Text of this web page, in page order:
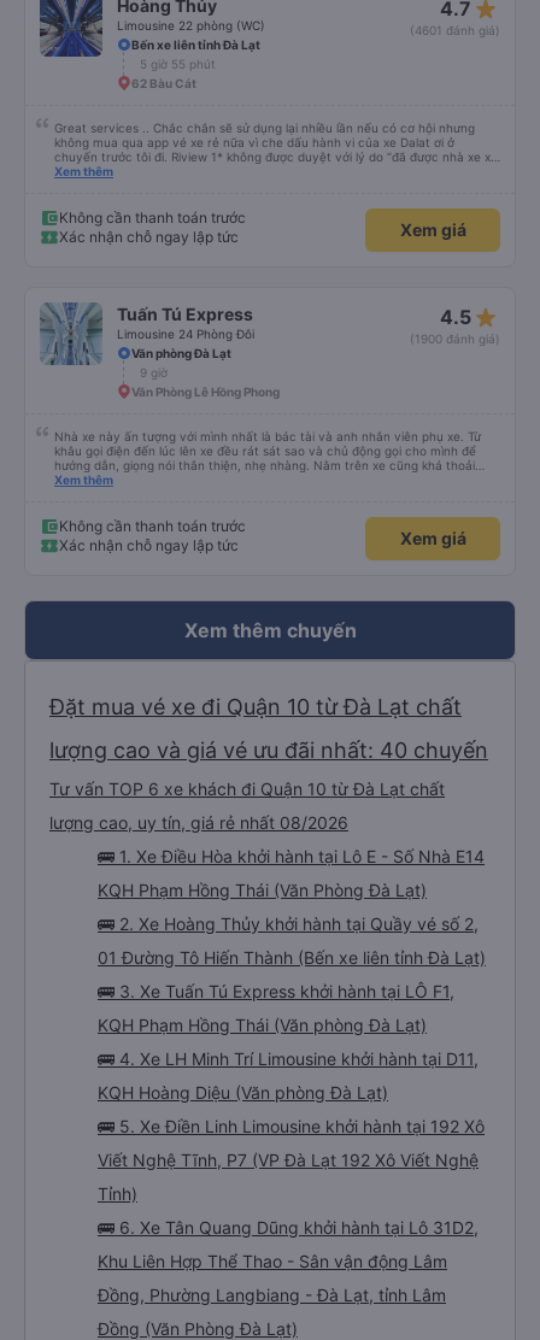
Hoàng Thủy
Limousine 22 phòng (WC)
4.7 star_rate
(4601 đánh giá)
Bến xe liên tỉnh Đà Lạt
5 giờ 55 phút
62 Bàu Cát
Great services .. Chắc chắn sẽ sử dụng lại nhiều lần nếu có cơ hội nhưng
không mua qua app vé xe rẻ nữa vì che dấu hành vi của xe Dalat ơi ở
chuyến trước tôi đi. Riview 1* không được duyệt với lý do “đã được nhà xe xử
lý với khách hàng” trong khi tôi là khách hàng và trải nghiệm của tôi lại nói là
Chúng tôi cũng sẽ viết bài trên các nền tảng về trải nghiệm của tôi cả về
Dalat lẫn vé xe rẻ. Xin cảm ơn.
Xem thêm
Không cần thanh toán trước
Xác nhận chỗ ngay lập tức
Xem giá
Tuấn Tú Express
Limousine 24 Phòng Đôi
4.5 star_rate
(1900 đánh giá)
Văn phòng Đà Lạt
9 giờ
Văn Phòng Lê Hồng Phong
Nhà xe này ấn tượng với mình nhất là bác tài và anh nhân viên phụ xe. Từ
khâu gọi điện đến lúc lên xe đều rát sát sao và chủ động gọi cho mình để
hướng dẫn, giọng nói thân thiện, nhẹ nhàng. Nằm trên xe cũng khá thoải
mái, chăn nệm nước suối đầy đủ. Chuyến xe của mình hầu hết là các cô bác
nhưng các anh hướng dẫn mình xuống ở đây không có ma nào dám chở đâu
( vì đây là địa bàn của thế lực xe ôm ngầm, dân chơi cỏ kẹo ke...) Và thế là
mình được chở xuống Ngã 3 thành , nơi sáng sủa an toàn hơn. Một Chuyến
Xem thêm
Không cần thanh toán trước
Xác nhận chỗ ngay lập tức
Xem giá
Xem thêm chuyến
Đặt mua vé xe đi Quận 10 từ Đà Lạt chất
lượng cao và giá vé ưu đãi nhất: 40 chuyến
Tư vấn TOP 6 xe khách đi Quận 10 từ Đà Lạt chất
lượng cao, uy tín, giá rẻ nhất 08/2026
🚌 1. Xe Điều Hòa khởi hành tại Lô E - Số Nhà E14
KQH Phạm Hồng Thái (Văn Phòng Đà Lạt)
🚌 2. Xe Hoàng Thủy khởi hành tại Quầy vé số 2,
01 Đường Tô Hiến Thành (Bến xe liên tỉnh Đà Lạt)
🚌 3. Xe Tuấn Tú Express khởi hành tại LÔ F1,
KQH Phạm Hồng Thái (Văn phòng Đà Lạt)
🚌 4. Xe LH Minh Trí Limousine khởi hành tại D11,
KQH Hoàng Diệu (Văn phòng Đà Lạt)
🚌 5. Xe Điền Linh Limousine khởi hành tại 192 Xô
Viết Nghệ Tĩnh, P7 (VP Đà Lạt 192 Xô Viết Nghệ
Tỉnh)
🚌 6. Xe Tân Quang Dũng khởi hành tại Lô 31D2,
Khu Liên Hợp Thể Thao - Sân vận động Lâm
Đồng, Phường Langbiang - Đà Lạt, tỉnh Lâm
Đồng (Văn Phòng Đà Lạt)